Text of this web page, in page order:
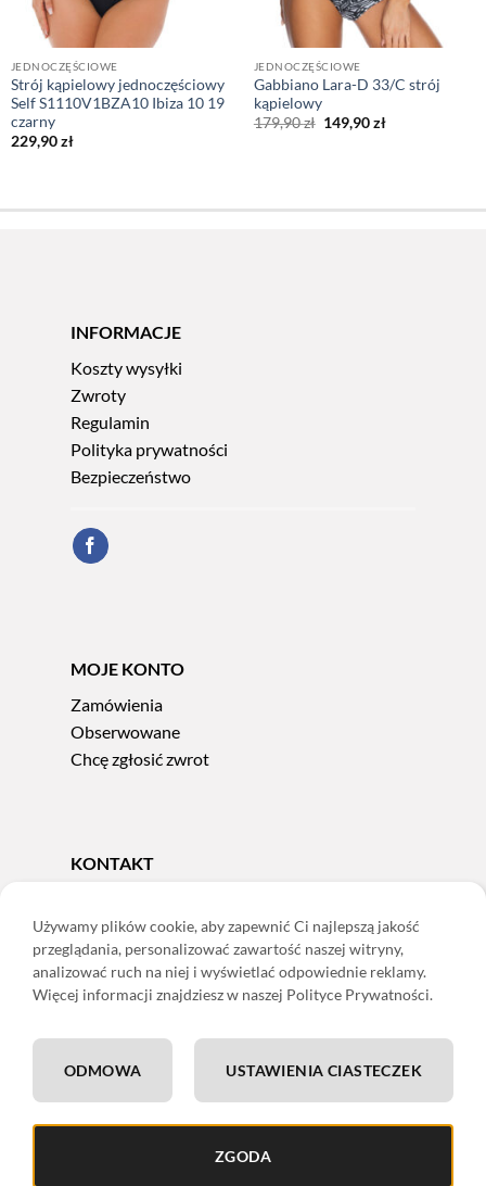
JEDNOCZĘŚCIOWE
Strój kąpielowy jednoczęściowy
Self S1110V1BZA10 Ibiza 10 19
czarny
229,90zł
JEDNOCZĘŚCIOWE
Gabbiano Lara-D 33/C strój
kąpielowy
179,90zł Pierwotna
cena
149,90złAktualna
INFORMACJE
Koszty wysyłki
Zwroty
Regulamin
Polityka prywatności
Bezpieczeństwo
MOJE KONTO
Zamówienia
Obserwowane
Chcę zgłosić zwrot
KONTAKT
e-mail:sklep@adoris.pl
poniedziałek - piątek 8:00-16:00
Adoris Dorota Święcka
58-502 Jelenia Góra
ING: 22 1050 1751 1000 0091 0971 2688
Używamy plików cookie, aby zapewnić Ci najlepszą jakość
przeglądania, personalizować zawartość naszej witryny,
analizować ruch na niej i wyświetlać odpowiednie reklamy.
Więcej informacji znajdziesz w naszej Polityce Prywatności.
ZGODA
USTAWIENIA CIASTECZEK
ODMOWA